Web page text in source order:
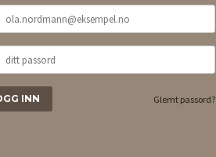
Glemt passord?